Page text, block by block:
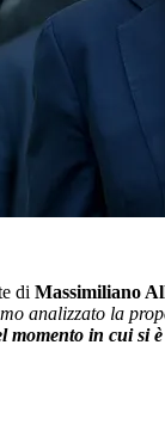
di Massimiliano
analizzato la
momento in cui si